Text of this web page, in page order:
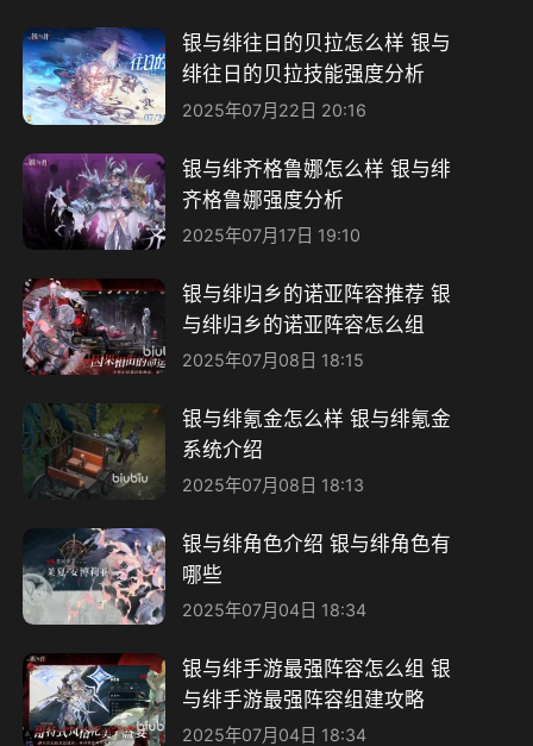
银与绯往日的贝拉怎么样 银与
绯往日的贝拉技能强度分析
2025年07月22日 20:16
银与绯齐格鲁娜怎么样 ​银与绯
齐格鲁娜强度分析
2025年07月17日 19:10
银与绯归乡的诺亚阵容推荐 银
与绯归乡的诺亚阵容怎么组
2025年07月08日 18:15
银与绯氪金怎么样 银与绯氪金
系统介绍
2025年07月08日 18:13
银与绯角色介绍 银与绯角色有
哪些
2025年07月04日 18:34
银与绯手游最强阵容怎么组 银
与绯手游最强阵容组建攻略
2025年07月04日 18:34